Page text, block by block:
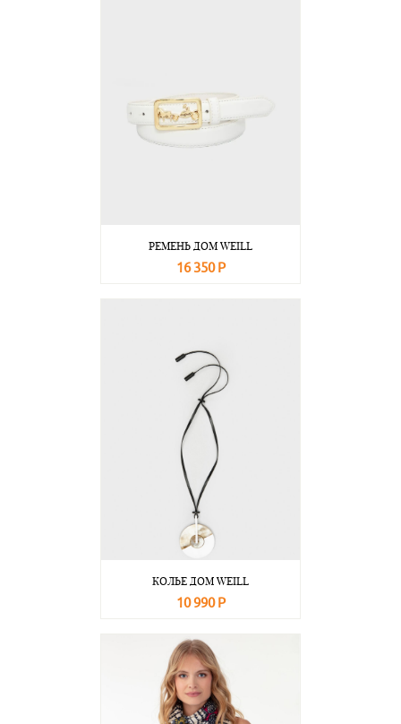
РЕМЕНЬ ДОМ WEILL
16 350 Р
КОЛЬЕ ДОМ WEILL
10 990 Р